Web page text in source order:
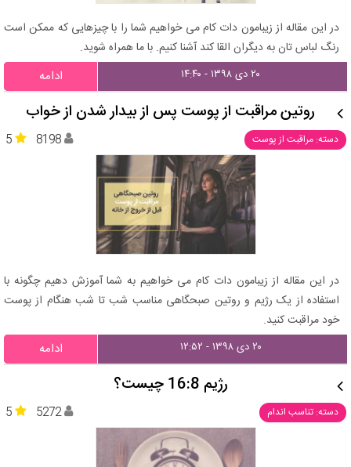
در این مقاله از زیبامون دات کام می خواهیم شما را با چیزهایی که ممکن است
رنگ لباس تان به دیگران القا کند آشنا کنیم. با ما همراه شوید.
۲۰ دی ۱۳۹۸ - ۱۴:۴۰ ادامه
روتین مراقبت از پوست پس از بیدار شدن از خواب
دسته: مراقبت از پوست 5 8198
در این مقاله از زیبامون دات کام می خواهیم به شما آموزش دهیم چگونه با
استفاده از یک رژیم و روتین صبحگاهی مناسب شب تا شب هنگام از پوست
خود مراقبت کنید.
۲۰ دی ۱۳۹۸ - ۱۲:۵۲ ادامه
رژیم 16:8 چیست؟
دسته: تناسب اندام 5 5272